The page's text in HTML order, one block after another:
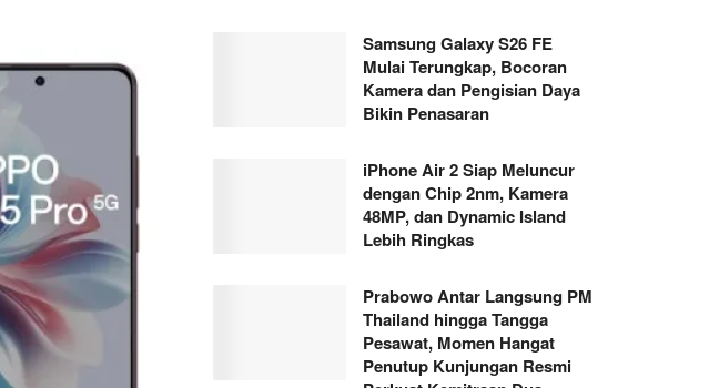
Samsung Galaxy S26 FE
Mulai Terungkap, Bocoran
Kamera dan Pengisian Daya
Bikin Penasaran
iPhone Air 2 Siap Meluncur
dengan Chip 2nm, Kamera
48MP, dan Dynamic Island
Lebih Ringkas
Prabowo Antar Langsung PM
Thailand hingga Tangga
Pesawat, Momen Hangat
Penutup Kunjungan Resmi